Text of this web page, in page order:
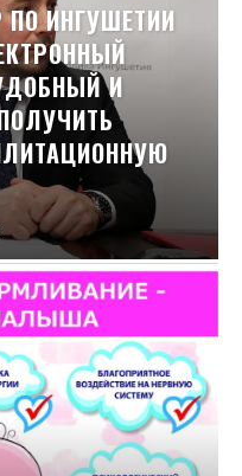
ИНГУШЕТИИ
И